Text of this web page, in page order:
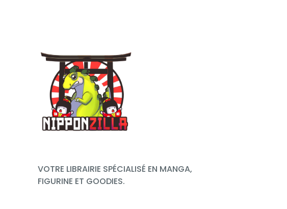
VOTRE LIBRAIRIE SPÉCIALISÉ EN MANGA,
FIGURINE ET GOODIES.